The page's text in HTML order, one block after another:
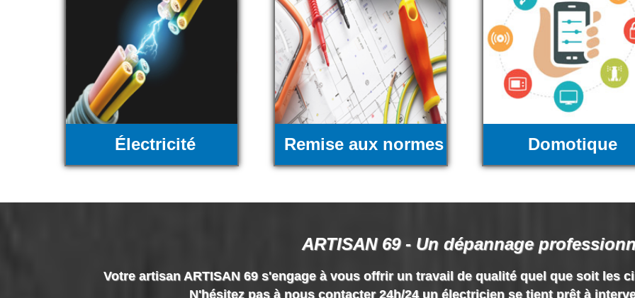
Électricité Remise aux normes Domotique
ARTISAN 69 - Un dépannage
Votre artisan ARTISAN 69 s'engage à vous offrir un travail de qualité quel que soit les
N'hésitez pas à nous contacter 24h/24 un électricien se tient prêt à